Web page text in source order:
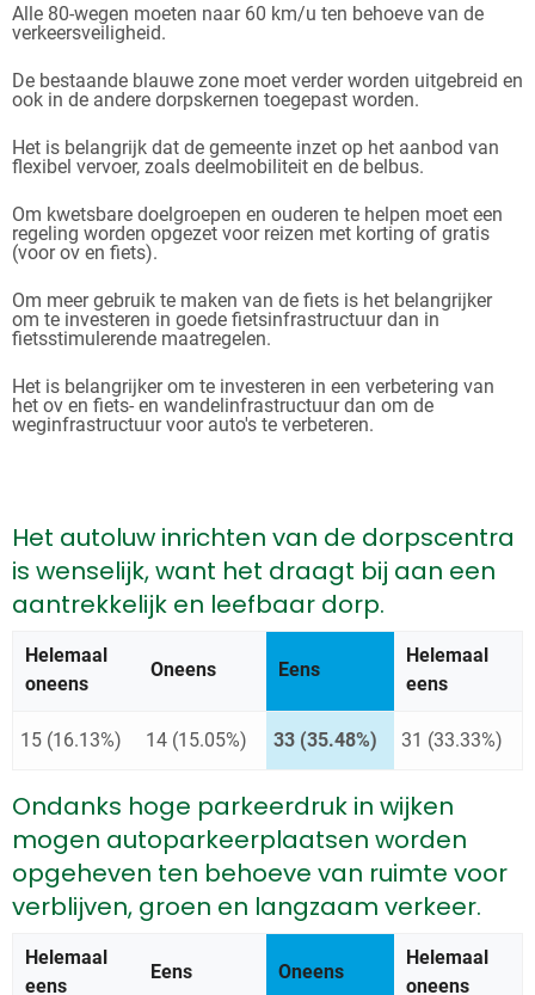
Alle 80-wegen moeten naar 60 km/u ten behoeve van de
verkeersveiligheid.
De bestaande blauwe zone moet verder worden uitgebreid en
ook in de andere dorpskernen toegepast worden.
Het is belangrijk dat de gemeente inzet op het aanbod van
flexibel vervoer, zoals deelmobiliteit en de belbus.
Om kwetsbare doelgroepen en ouderen te helpen moet een
regeling worden opgezet voor reizen met korting of gratis
(voor ov en fiets).
Om meer gebruik te maken van de fiets is het belangrijker
om te investeren in goede fietsinfrastructuur dan in
fietsstimulerende maatregelen.
Het is belangrijker om te investeren in een verbetering van
het ov en fiets- en wandelinfrastructuur dan om de
weginfrastructuur voor auto's te verbeteren.
Het autoluw inrichten van de dorpscentra
is wenselijk, want het draagt bij aan een
aantrekkelijk en leefbaar dorp.
Helemaal
oneens
Oneens Antwoord met de meeste
Eens
Helemaal
eens
15 (16.13%) 14 (15.05%) 33 (35.48%) 31 (33.33%)
Ondanks hoge parkeerdruk in wijken
mogen autoparkeerplaatsen worden
opgeheven ten behoeve van ruimte voor
verblijven, groen en langzaam verkeer.
Helemaal
eens
Eens Antwoord met de meeste
Oneens
Helemaal
oneens